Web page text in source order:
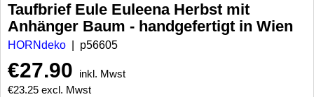
Taufbrief Eule Euleena Herbst mit
Anhänger Baum - handgefertigt in Wien
HORNdeko p56605
€27.90
inkl. Mwst
€23.25 excl. Mwst